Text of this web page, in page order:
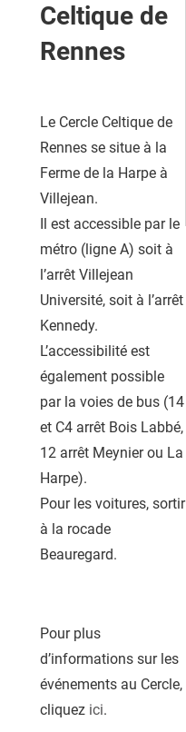
Celtique de
Rennes
Le Cercle Celtique de
Rennes se situe à la
Ferme de la Harpe à
Villejean.
Il est accessible par le
métro (ligne A) soit à
l’arrêt Villejean
Université, soit à l’arrêt
Kennedy.
L’accessibilité est
également possible
par la voies de bus (14
et C4 arrêt Bois Labbé,
12 arrêt Meynier ou La
Harpe).
Pour les voitures, sortir
à la rocade
Beauregard.
Pour plus
d’informations sur les
événements au Cercle,
cliquez ici.